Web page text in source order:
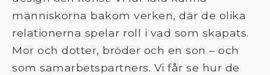
människorna bakom verken, där de olika
relationerna spelar roll i vad som skapats.
Mor och dotter, bröder och en son – och
som samarbetspartners. Vi får se hur de